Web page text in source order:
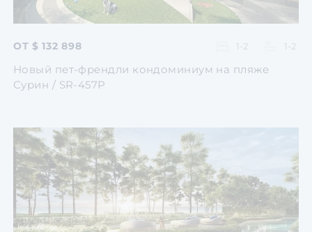
ОТ $ 132 898 1-2 1-2
Новый пет-френдли кондоминиум на пляже
Сурин / SR-457P
Перейти